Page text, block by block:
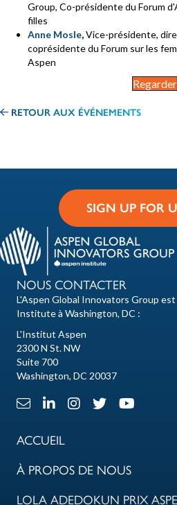
Group, Co-présidente du Forum
filles
Anne Mosle,Vice-présidente,
coprésidente du Forum sur les
Aspen
Regarder
RETOUR AUX ÉVÉNEMENTS
SIGN UP FOR
NOUS CONTACTER
L'Aspen Global Innovators Group
Institute à Washington, DC :
L'Institut Aspen
2300 N St. NW
Suite 700
Washington, DC 20037
Lien e-mailLien LinkedIn
Lien Instagram
X Lien Lien Youtube
ACCUEIL
À PROPOS DE NOUS
LOLA ADEDOKUN PRIX